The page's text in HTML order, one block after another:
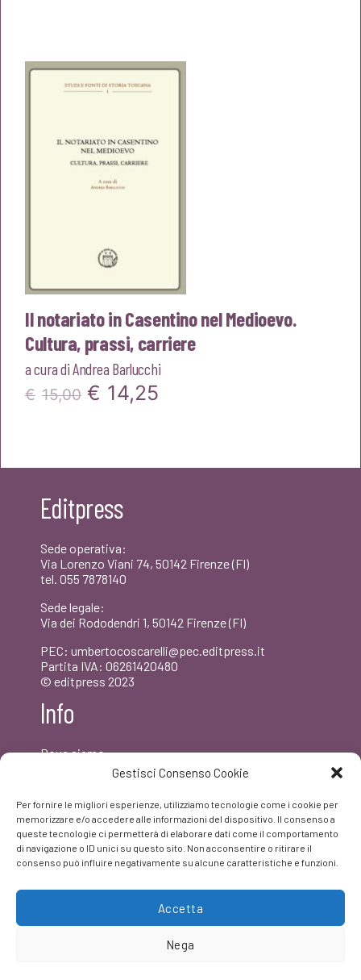
Gestisci Consenso Cookie
Per fornire le migliori esperienze, utilizziamo tecnologie come i cookie per
memorizzare e/o accedere alle informazioni del dispositivo. Il consenso a
queste tecnologie ci permetterà di elaborare dati come il comportamento
di navigazione o ID unici su questo sito. Non acconsentire o ritirare il
consenso può influire negativamente su alcune caratteristiche e funzioni.
Accetta
Nega
era:
è:
Il notariato in Casentino nel Medioevo.
Cultura, prassi, carriere
a cura diAndrea Barlucchi
€ 15,00 Il
€15,00.
€ 14,25
Editpress
Sede operativa:
Via Lorenzo Viani 74, 50142 Firenze (FI)
tel. 055 7878140
Sede legale:
Via dei Rododendri 1, 50142 Firenze (FI)
PEC: umbertocoscarelli@pec.editpress.it
Partita IVA: 06261420480
© editpress 2023
Info
Dove siamo
Privacy policy
FAQ
Facebook